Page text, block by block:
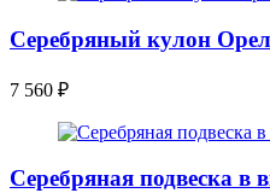
Серебряный кулон Орел
7 560 ₽
Серебряная подвеска в